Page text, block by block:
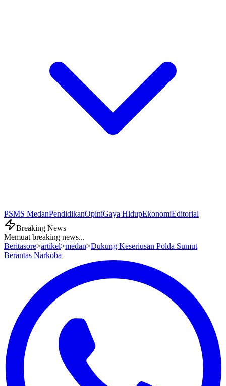
PSMS MedanPendidikanOpiniGaya HidupEkonomiEditorial
Breaking News
Memuat breaking news...
Beritasore>artikel>medan>Dukung Keseriusan Polda Sumut
Berantas Narkoba